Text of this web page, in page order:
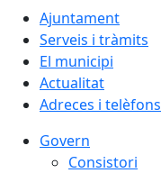
Ajuntament
Serveis i tràmits
El municipi
Actualitat
Adreces i telèfons
Govern
Consistori